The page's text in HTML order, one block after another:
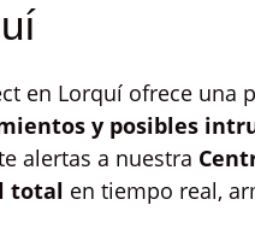
en Lorquí ofrece una
y posibles
alertas a nuestra
total en tiempo real,